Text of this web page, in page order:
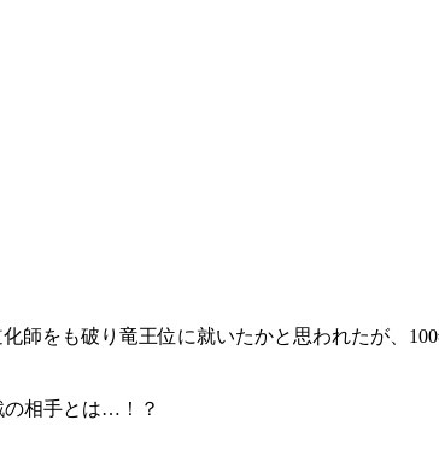
師をも破り竜王位に就いたかと思われたが、
の相手とは…！？